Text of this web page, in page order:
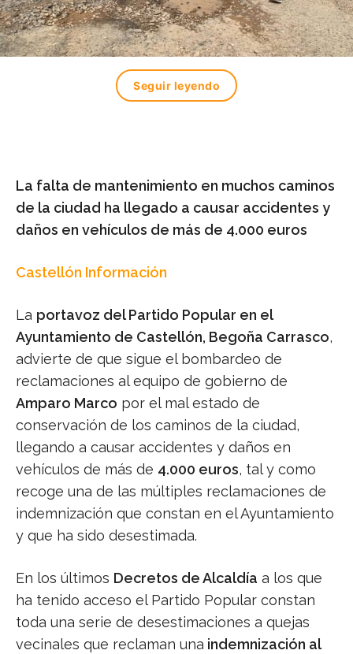
Seguir leyendo
La falta de mantenimiento en muchos caminos
de la ciudad ha llegado a causar accidentes y
daños en vehículos de más de 4.000 euros
Castellón Información
La portavoz del Partido Popular en el
Ayuntamiento de Castellón, Begoña Carrasco,
advierte de que sigue el bombardeo de
reclamaciones al equipo de gobierno de
Amparo Marco por el mal estado de
conservación de los caminos de la ciudad,
llegando a causar accidentes y daños en
vehículos de más de 4.000 euros, tal y como
recoge una de las múltiples reclamaciones de
indemnización que constan en el Ayuntamiento
y que ha sido desestimada.
En los últimos Decretos de Alcaldía a los que
ha tenido acceso el Partido Popular constan
toda una serie de desestimaciones a quejas
vecinales que reclaman una indemnización al